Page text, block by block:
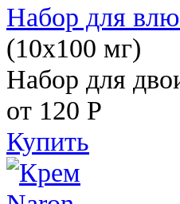
Набор для
(10х100 мг)
Набор для
от 120 Р
Купить